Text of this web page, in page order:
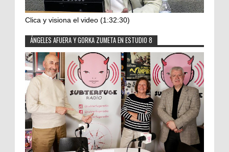
Clica y visiona el video (1:32:30)
ÁNGELES AFUERA Y GORKA ZUMETA EN ESTUDIO 8